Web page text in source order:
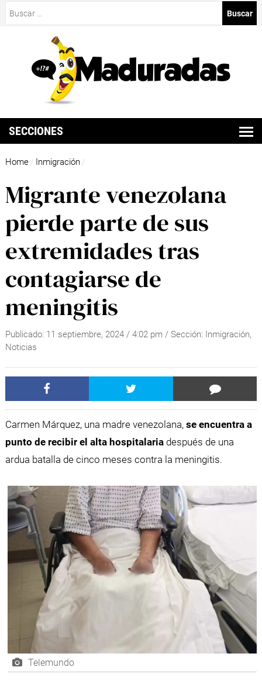
SECCIONES
Home / Inmigración /
Migrante venezolana
pierde parte de sus
extremidades tras
contagiarse de
meningitis
Publicado: 11 septiembre, 2024/ 4:02 pm / Sección: Inmigración,
Noticias
Carmen Márquez, una madre venezolana,se encuentra a
punto de recibir el alta hospitalariadespués de una
ardua batalla de cinco meses contra la meningitis.
Telemundo